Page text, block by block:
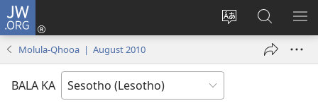
JW.ORG
Fetola
Kena
(opens
Batla
JW.ORG/
Molula-Qhooa | August 2010
BALA KA